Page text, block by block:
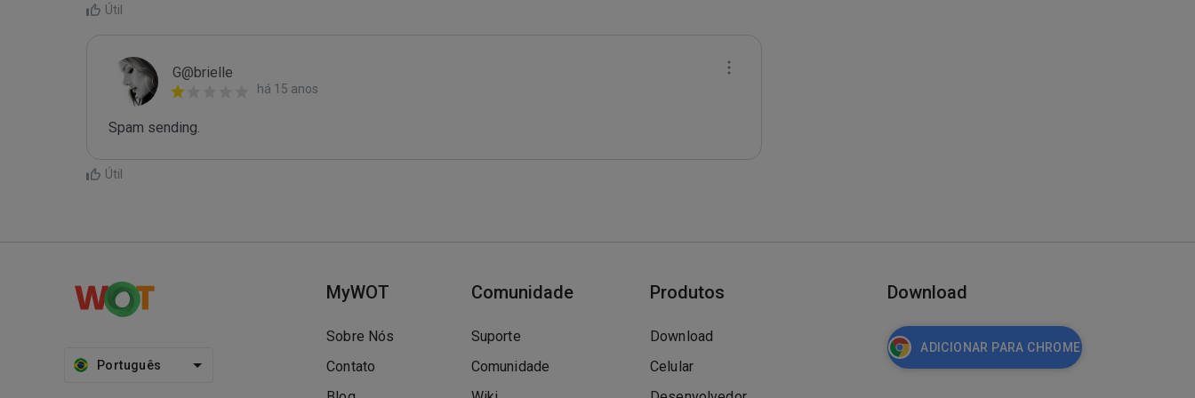
Útil
G@brielle
há 15 anos
Spam sending.
Útil
Português
MyWOT
Sobre Nós
Contato
Comunidade
Suporte
Comunidade
Produtos
Download
Celular
Download
ADICIONAR PARA CHROME